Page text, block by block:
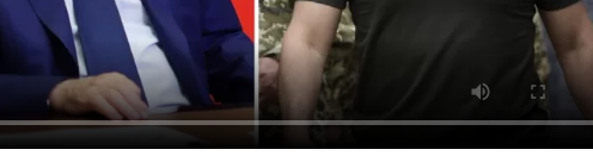
TERREMOTI
E VULCANI
STORIE